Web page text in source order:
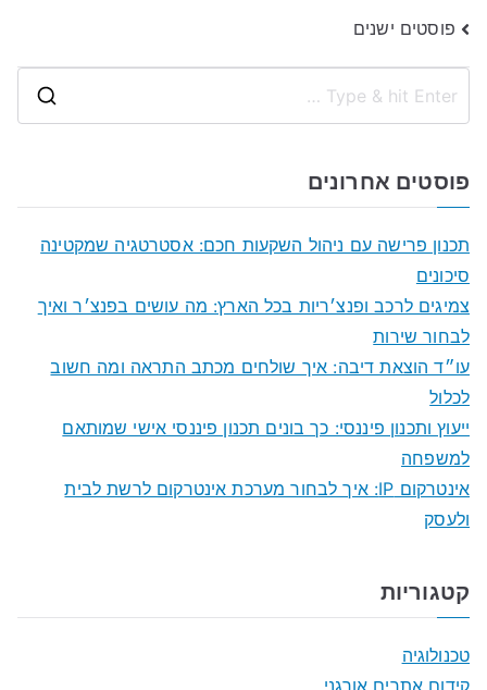
ניווט
פוסטים ישנים
פוסטים אחרונים
תכנון פרישה עם ניהול השקעות חכם: אסטרטגיה שמקטינה
סיכונים
צמיגים לרכב ופנצ׳ריות בכל הארץ: מה עושים בפנצ׳ר ואיך
לבחור שירות
עו״ד הוצאת דיבה: איך שולחים מכתב התראה ומה חשוב
לכלול
ייעוץ ותכנון פיננסי: כך בונים תכנון פיננסי אישי שמותאם
למשפחה
אינטרקום IP: איך לבחור מערכת אינטרקום לרשת לבית
ולעסק
קטגוריות
טכנולוגיה